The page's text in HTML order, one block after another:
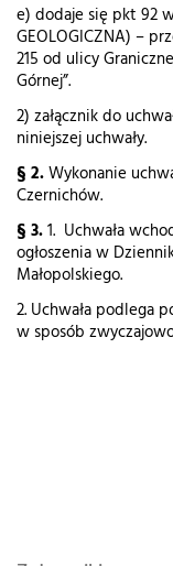
e) dodaje się pkt 92
GEOLOGICZNA) –
215 od ulicy
Górnej”.
2) załącznik do
niniejszej uchwały.
§ 2.Wykonanie
Czernichów.
§ 3.1. Uchwała
ogłoszenia w
Małopolskiego.
2. Uchwała podlega
w sposób